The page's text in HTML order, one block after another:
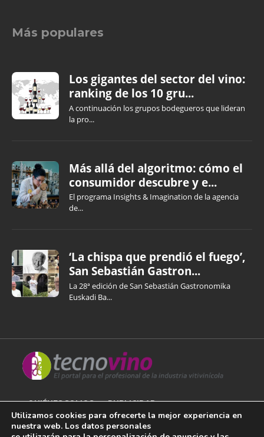
Más populares
Los gigantes del sector del vino:
ranking de los 10 gru...
A continuación los grupos bodegueros que lideran
la pro...
Más allá del algoritmo: cómo el
consumidor descubre y e...
El programa Insights & Imagination de la agencia
de...
‘La chispa que prendió el fuego’,
San Sebastián Gastron...
La 28ª edición de San Sebastián Gastronomika
Euskadi Ba...
QUIÉNES SOMOS PUBLICIDAD
AVISO LEGAL
Utilizamos cookies para ofrecerte la mejor experiencia en
nuestra web. Los datos personales